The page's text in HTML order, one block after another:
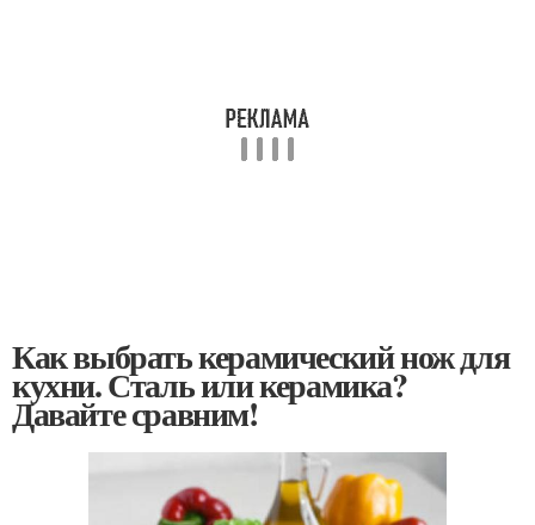
Как выбрать керамический нож для
кухни. Сталь или керамика?
Давайте сравним!